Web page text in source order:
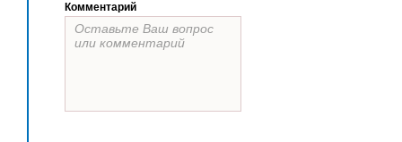
Комментарий